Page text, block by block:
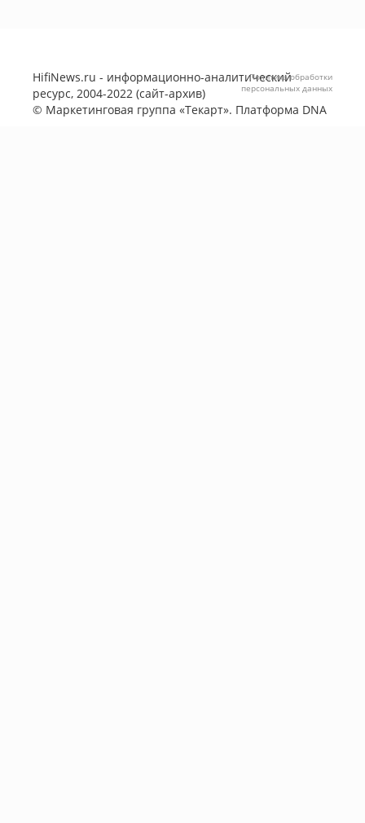
HifiNews.ru - информационно-аналитический
ресурс, 2004-2022 (сайт-архив)
© Маркетинговая группа «Текарт». Платформа DNA
Политика обработки
персональных данных